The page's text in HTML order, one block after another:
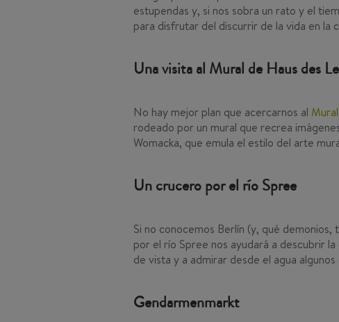
estupendas y, si nos sobra un rato y el
para disfrutar del discurrir de la vida en la
Una visita al Mural de Haus des
No hay mejor plan que acercarnos al
rodeado por un mural que recrea
Womacka, que emula el estilo del arte
Un crucero por el río Spree
Si no conocemos Berlín (y, qué
por el río Spree nos ayudará a descubrir
de vista y a admirar desde el agua
Gendarmenmarkt